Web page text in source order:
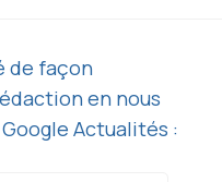
de façon
en nous
Actualités :